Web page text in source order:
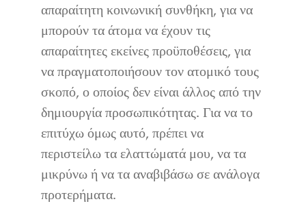
απαραίτητη κοινωνική συνθήκη, για να
μπορούν τα άτομα να έχουν τις
απαραίτητες εκείνες προϋποθέσεις, για
να πραγματοποιήσουν τον ατομικό τους
σκοπό, ο οποίος δεν είναι άλλος από την
δημιουργία προσωπικότητας. Για να το
επιτύχω όμως αυτό, πρέπει να
περιστείλω τα ελαττώματά μου, να τα
μικρύνω ή να τα αναβιβάσω σε ανάλογα
προτερήματα.